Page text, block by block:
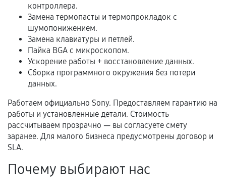
В некоторых случаях возможно оформление
расширенной гарантии. Стоимость, сроки и
условия продления согласовываются отдельно и
фиксируются в документах.
Когда гарантия не действует
Нарушение правил эксплуатации,
механические повреждения, попадание влаги,
перегрев, коррозия.
Естественный износ деталей, если иное не
контроллера.
Замена термопасты и термопрокладок с
шумопонижением.
Замена клавиатуры и петлей.
Пайка BGA с микроскопом.
Ускорение работы + восстановление данных.
Сборка программного окружения без потери
данных.
Работаем официально Sony. Предоставляем гарантию на
работы и установленные детали. Стоимость
рассчитываем прозрачно — вы согласуете смету
заранее. Для малого бизнеса предусмотрены договор и
SLA.
Почему выбирают нас